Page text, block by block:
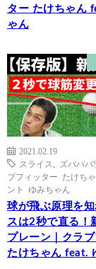
ター たけちゃん
ゃん
2021.02.19
スライス
ズバババ
ブフィッター たけちゃ
ント ゆみちゃん
球が飛ぶ原理を
スは2秒で直る！
プレーン｜クラ
たけちゃん feat.